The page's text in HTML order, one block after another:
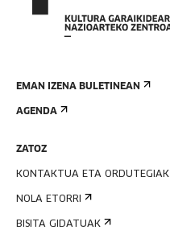
EMAN IZENA BULETINEAN
AGENDA
ZATOZ
KONTAKTUA ETA ORDUTEGIAK
NOLA ETORRI
BISITA GIDATUAK